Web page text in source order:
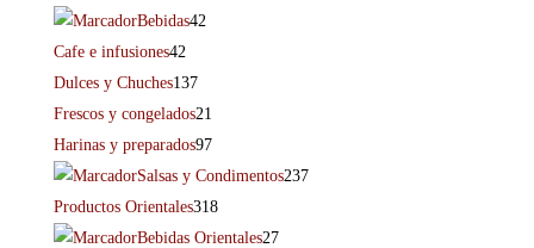
Bebidas42
Cafe e infusiones42
Dulces y Chuches137
Frescos y congelados21
Harinas y preparados97
Salsas y Condimentos237
Productos Orientales318
Bebidas Orientales27